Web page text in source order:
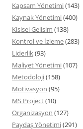
Kapsam Yönetimi(143)
Kaynak Yönetimi(400)
Kisisel Gelisim (138)
Kontrol ve İzleme(283)
Liderlik(93)
Maliyet Yönetimi(107)
Metodoloji(158)
Motivasyon (95)
MS Project(10)
Organizasyon (127)
Paydaş Yönetimi(291)